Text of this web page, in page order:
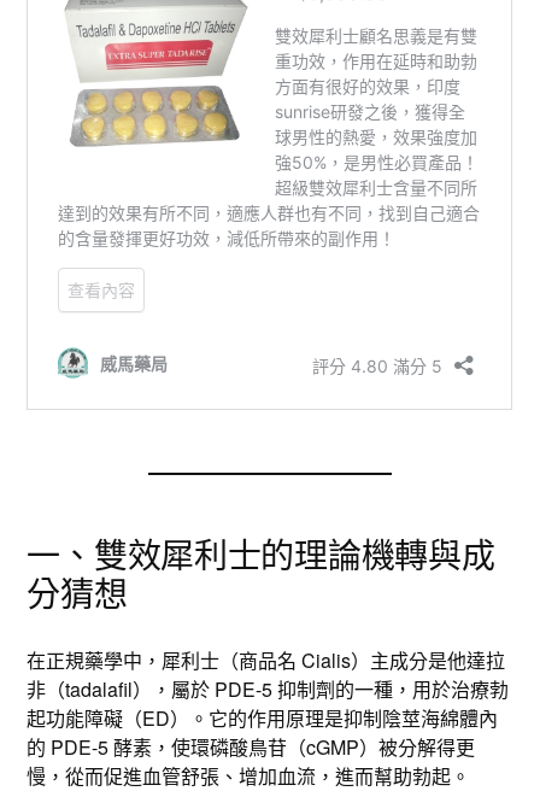
一、雙效犀利士的理論機轉與成
分猜想
在正規藥學中，犀利士（商品名 Cialis）主成分是他達拉
非（tadalafil），屬於 PDE-5 抑制劑的一種，用於治療勃
起功能障礙（ED）。它的作用原理是抑制陰莖海綿體內
的 PDE-5 酵素，使環磷酸鳥苷（cGMP）被分解得更
慢，從而促進血管舒張、增加血流，進而幫助勃起。​